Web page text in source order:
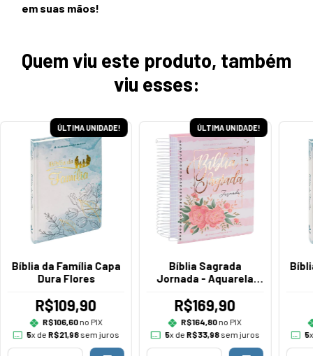
em suas mãos!
Quem viu este produto, também
viu esses:
ÚLTIMA UNIDADE!
Bíblia da Família Capa
Dura Flores
R$109,90
R$106,60no PIX
5x de R$21,98sem juros
ÚLTIMA UNIDADE!
Bíblia Sagrada
Jornada - Aquarela
R$169,90
R$164,80no PIX
5x de R$33,98sem juros 5